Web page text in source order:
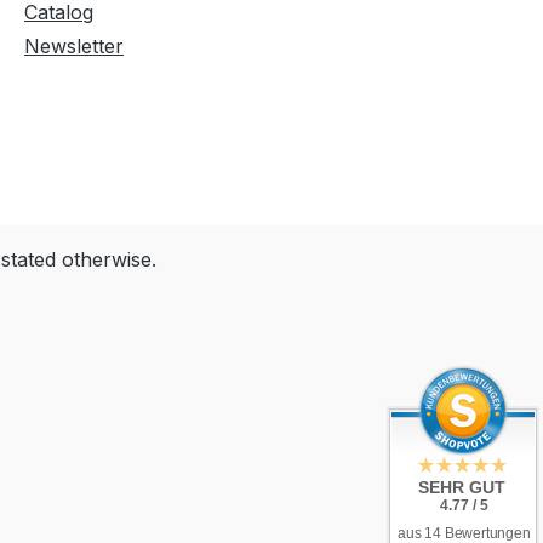
Catalog
Newsletter
otherwise.
SEHR GUT
4.77 / 5
aus 14 Bewertungen